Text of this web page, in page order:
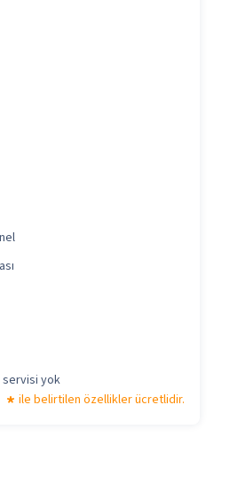
servisi yok
ile belirtilen özellikler ücretlidir.